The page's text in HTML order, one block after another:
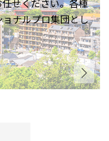
せください。各種
ナルプロ集団とし